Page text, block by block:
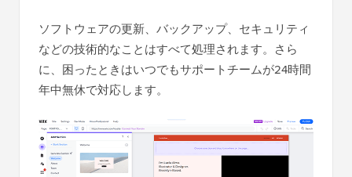
ソフトウェアの更新、バックアップ、セキュリティ
などの技術的なことはすべて処理されます。さら
に、困ったときはいつでもサポートチームが24時間
年中無休で対応します。